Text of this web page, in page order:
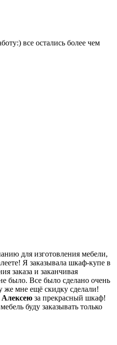
все остались более чем
для изготовления мебели,
Я заказывала шкаф-купе в
заказа и заканчивая
было. Все было сделано очень
же мне ещё скидку сделали!
Алексею за прекрасный шкаф!
буду заказывать только